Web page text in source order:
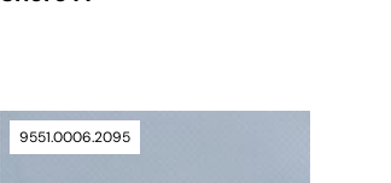
9551.0006.2095